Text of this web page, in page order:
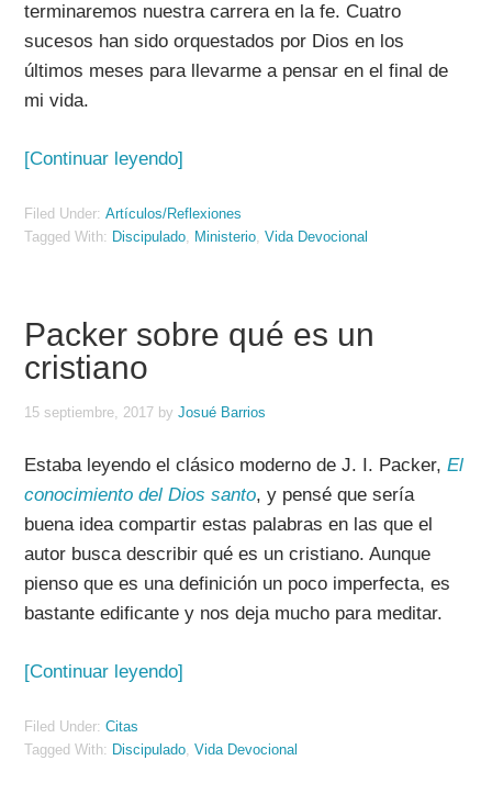
terminaremos nuestra carrera en la fe. Cuatro
sucesos han sido orquestados por Dios en los
últimos meses para llevarme a pensar en el final de
mi vida.
[Continuar leyendo]
Filed Under:Artículos/Reflexiones
Tagged With: Discipulado, Ministerio,Vida Devocional
Packer sobre qué es un
cristiano
15 septiembre, 2017 byJosué Barrios
Estaba leyendo el clásico moderno de J. I. Packer,El
conocimiento del Dios santo, y pensé que sería
buena idea compartir estas palabras en las que el
autor busca describir qué es un cristiano. Aunque
pienso que es una definición un poco imperfecta, es
bastante edificante y nos deja mucho para meditar.
[Continuar leyendo]
Filed Under:Citas
Tagged With: Discipulado,Vida Devocional